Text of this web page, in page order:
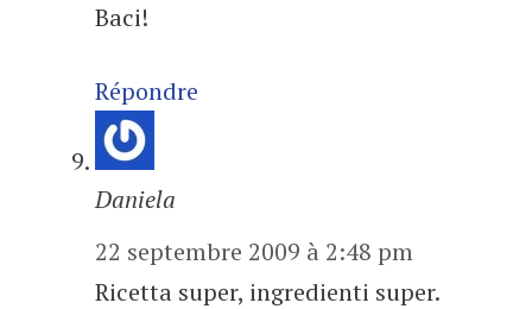
Baci!
Répondre
Daniela
22 septembre 2009 à 2:48 pm
Ricetta super, ingredienti super.